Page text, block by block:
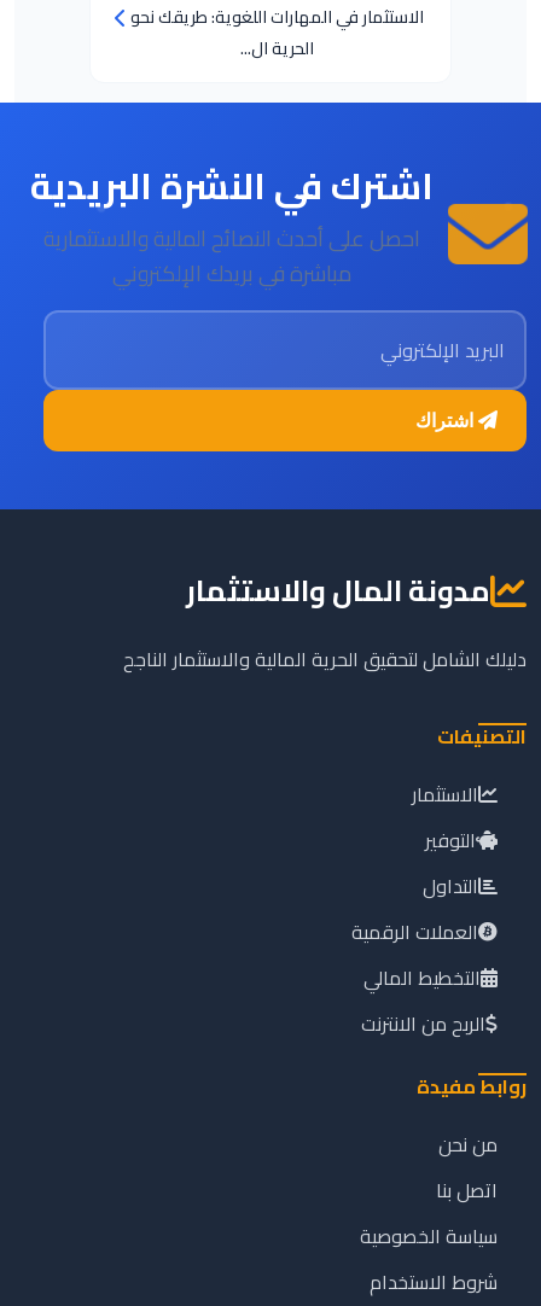
الاستثمار في المهارات اللغوية: طريقك نحو
الحرية ال...
اشترك في النشرة البريدية
احصل على أحدث النصائح المالية والاستثمارية
مباشرة في بريدك الإلكتروني
البريد الإلكتروني
مدونة المال والاستثمار
دليلك الشامل لتحقيق الحرية المالية والاستثمار الناجح
التصنيفات
الاستثمار
التوفير
التداول
العملات الرقمية
التخطيط المالي
الربح من الانترنت
روابط مفيدة
من نحن
اتصل بنا
سياسة الخصوصية
شروط الاستخدام